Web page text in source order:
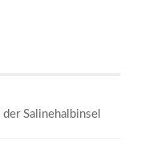
Salinehalbinsel